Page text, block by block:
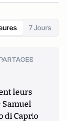
7 Jours
leurs
Samuel
di Caprio